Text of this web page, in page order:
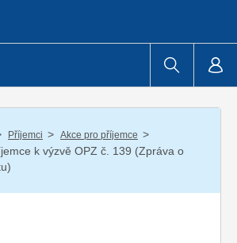
Příjemci / Akce pro příjemce /
k výzvě OPZ č. 139 (Zpráva o